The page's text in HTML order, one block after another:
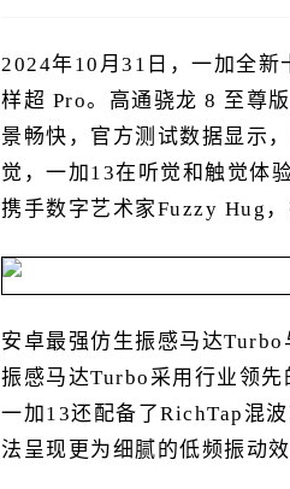
2024年10月31日，一加全新
样超 Pro。高通骁龙 8 至尊
景畅快，官方测试数据显示
觉，一加13在听觉和触觉体
携手数字艺术家Fuzzy Hug
安卓最强仿生振感马达
振感马达Turbo采用行业领先
一加13还配备了RichTap混
法呈现更为细腻的低频振动